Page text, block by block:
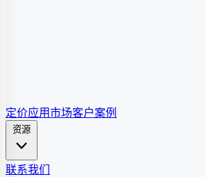
定价应用市场客户案例
联系我们